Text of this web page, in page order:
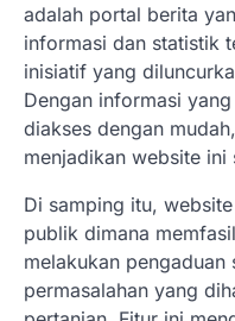
adalah portal berita
informasi dan statistik
inisiatif yang
Dengan informasi
diakses dengan
menjadikan website ini
Di samping itu,
publik dimana
melakukan
permasalahan yang